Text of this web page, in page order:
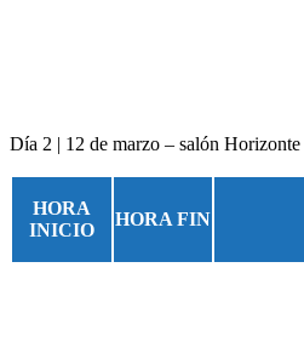
Día 2 | 12 de marzo – salón Horizonte
HORA
INICIO
HORA FIN